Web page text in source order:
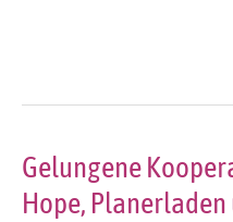
Gelungene
Hope,